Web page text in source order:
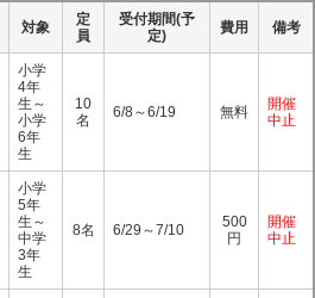
対象
定
員
受付期間(予
定)
費用 備考
小学
4年
生～
小学
6年
生
10
名
6/8～6/19 無料
開催
中止
小学
5年
生～
中学
3年
生
8名 6/29～7/10
500
円
開催
中止